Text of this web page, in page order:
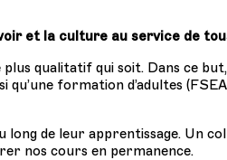
et la culture au service de
qualitatif qui soit. Dans ce
formation d’adultes
de leur apprentissage. Un
nos cours en permanence.